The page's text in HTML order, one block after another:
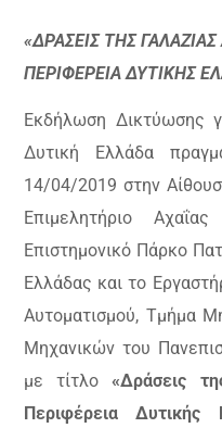
«ΔΡΑΣΕΙΣ ΤΗΣ
ΠΕΡΙΦΕΡΕΙΑ ΔΥΤΙΚΗΣ
Εκδήλωση Δικτύωσης
Δυτική Ελλάδα
14/04/2019 στην
Επιμελητήριο
Επιστημονικό Πάρκο
Ελλάδας και το
Αυτοματισμού, Τμήμα
Μηχανικών του
με τίτλο«Δράσεις
Περιφέρεια Δυτικής